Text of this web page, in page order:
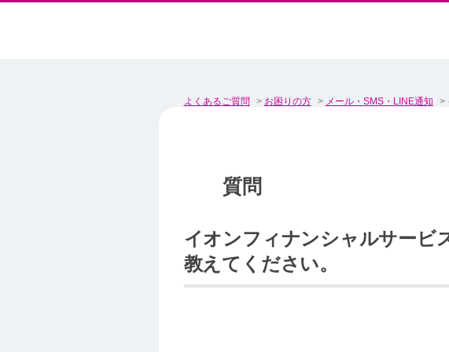
よくあるご質問 > お困りの方 > メール・SMS・LINE通知 >
イオンフィナンシャルサービ
教えてください。